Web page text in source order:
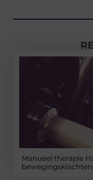
Manueel therapie
bewegingsklachten